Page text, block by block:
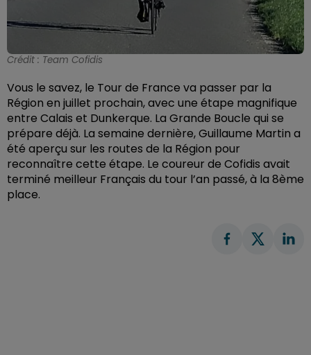
Crédit : Team Cofidis
Vous le savez, le Tour de France va passer par la
Région en juillet prochain, avec une étape magnifique
entre Calais et Dunkerque. La Grande Boucle qui se
prépare déjà. La semaine dernière, Guillaume Martin a
été aperçu sur les routes de la Région pour
reconnaître cette étape. Le coureur de Cofidis avait
terminé meilleur Français du tour l’an passé, à la 8ème
place.